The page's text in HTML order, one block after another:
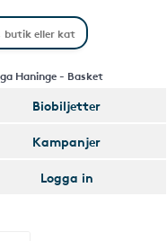
Haninge - Basket
Biobiljetter
Kampanjer
Logga in